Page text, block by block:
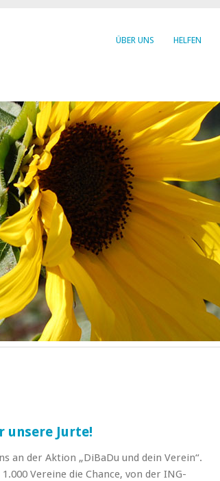
ÜBER UNS HELFEN
unsere Jurte!
an der Aktion „DiBaDu und dein Verein“.
Vereine die Chance, von der ING-